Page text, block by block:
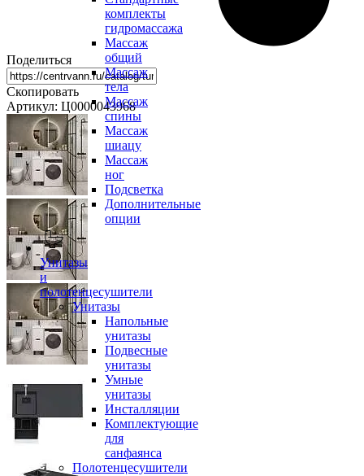
комплекты
гидромассажа
Массаж
общий
Массаж
тела
Массаж
спины
Массаж
шиацу
Массаж
ног
Подсветка
Дополнительные
опции
Унитазы
и
полотенцесушители
Унитазы
Напольные
унитазы
Подвесные
унитазы
Умные
унитазы
Инсталляции
Комплектующие
для
санфаянса
Полотенцесушители
Поделиться
Скопировать
Артикул: Ц0000043968